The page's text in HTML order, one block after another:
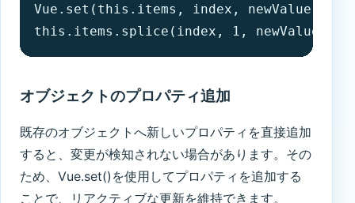
Vue.set(this.items, index, newValue);
this.items.splice(index, 1, newValue);
オブジェクトのプロパティ追加
既存のオブジェクトへ新しいプロパティを直接追加
すると、変更が検知されない場合があります。その
ため、Vue.set()を使用してプロパティを追加する
ことで、リアクティブな更新を維持できます。